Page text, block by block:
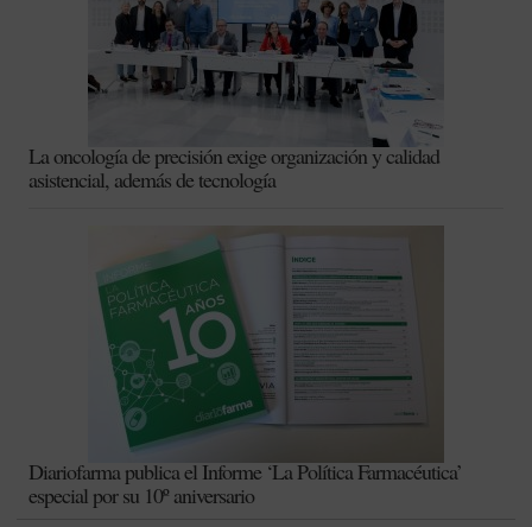
La oncología de precisión exige organización y calidad
asistencial, además de tecnología
Diariofarma publica el Informe ‘La Política Farmacéutica’
especial por su 10º aniversario